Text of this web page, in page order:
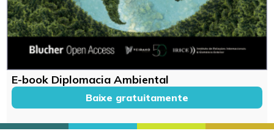
E-book Diplomacia Ambiental
Baixe gratuitamente